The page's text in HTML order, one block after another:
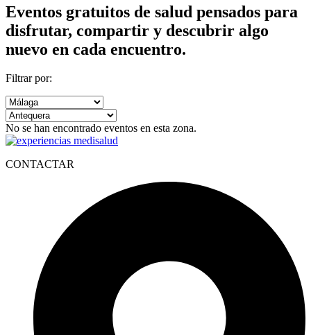
Eventos gratuitos de salud pensados para
disfrutar, compartir y descubrir algo
nuevo en cada encuentro.
Filtrar por:
No se han encontrado eventos en esta zona.
CONTACTAR